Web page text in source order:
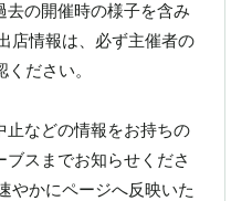
去の開催時の様子を含み
店情報は、必ず主催者の
ださい。
止などの情報をお持ちの
スまでお知らせくださ
やかにページへ反映いた